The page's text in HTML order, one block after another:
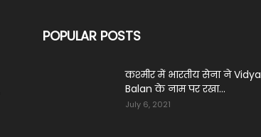
POPULAR POSTS
कश्मीर में भारतीय सेना ने Vidya
Balan के नाम पर रखा...
July 6, 2021